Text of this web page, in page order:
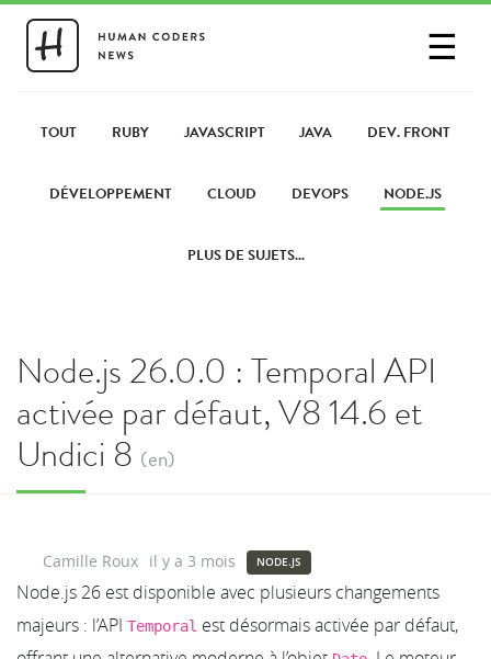
☰
PARTAGER UN LIEN
TOUT RUBY JAVASCRIPT JAVA DEV. FRONT
DÉVELOPPEMENT CLOUD DEVOPS NODE.JS
PLUS DE SUJETS...
Node.js 26.0.0 : Temporal API
activée par défaut, V8 14.6 et
Undici 8 (en)
Camille Roux il y a 3 mois NODE.JS
Node.js 26 est disponible avec plusieurs changements
majeurs : l’API Temporal est désormais activée par défaut,